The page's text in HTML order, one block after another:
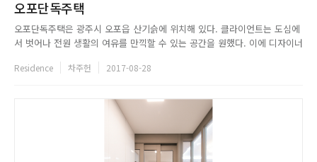
오포단독주택
오포단독주택은 광주시 오포읍 산기슭에 위치해 있다. 클라이언트는 도심에
서 벗어나 전원 생활의 여유를 만끽할 수 있는 공간을 원했다. 이에 디자이너
해 모던하면서도 자연에 어울리는 집으로 완성했다. 정원 한쪽에 마련된 테
Residence 차주헌 2017-08-28